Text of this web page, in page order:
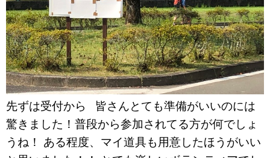
先ずは受付から 皆さんとても準備がいいのには
驚きました！普段から参加されてる方が何でしょ
うね！ ある程度、マイ道具も用意したほうがいい